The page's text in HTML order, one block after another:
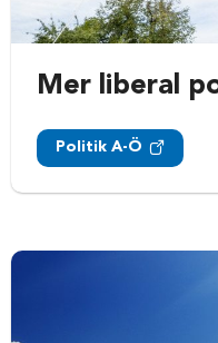
Mer liberal
Politik A-Ö